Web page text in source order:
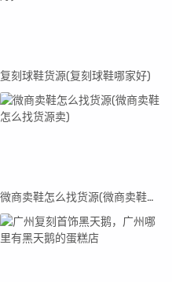
复刻球鞋货源(复刻球鞋哪家好)
微商卖鞋怎么找货源(微商卖鞋怎么找货源卖)